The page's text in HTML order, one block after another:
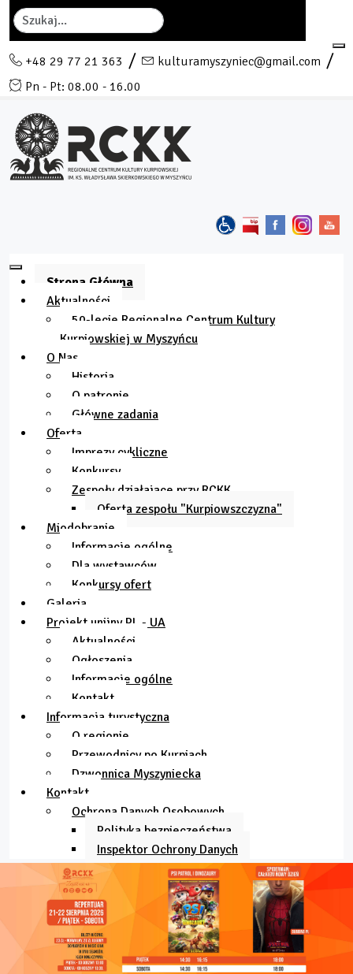
Szukaj
+48 29 77 21 363
kulturamyszyniec@gmail.com
Pn - Pt: 08.00 - 16.00
Strona Główna
Aktualności
50-lecie Regionalne Centrum Kultury
Kurpiowskiej w Myszyńcu
O Nas
Historia
O patronie
Główne zadania
Oferta
Imprezy cykliczne
Konkursy
Zespoły działające przy RCKK
Oferta zespołu "Kurpiowszczyzna"
Miodobranie
Informacje ogólne
Dla wystawców
Konkursy ofert
Galeria
Projekt unijny PL - UA
Aktualności
Ogłoszenia
Informacje ogólne
Kontakt
Informacja turystyczna
O regionie
Przewodnicy po Kurpiach
Dzwonnica Myszyniecka
Kontakt
Ochrona Danych Osobowych
Polityka bezpieczeństwa
Inspektor Ochrony Danych